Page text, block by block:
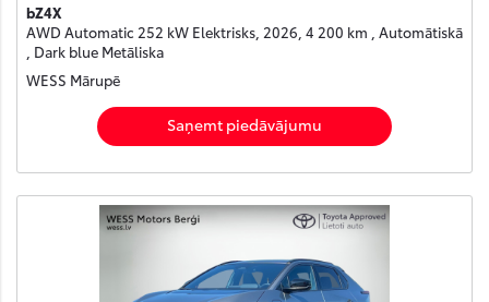
bZ4X
AWD Automatic 252 kW Elektrisks, 2026, 4 200 km , Automātiskā
, Dark blue Metāliska
WESS Mārupē
Saņemt piedāvājumu